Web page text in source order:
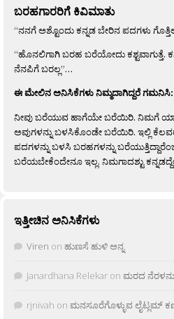
ಬರಹಗಾರರಿಗೆ ಕಿವಿಮಾತು
“ನನಗೆ ಅಶ್ಟೊಂದು ಕನ್ನಡ ಬೇರಿನ ಪದಗಳು
“ಹೊನಲಿಗಾಗಿ ಬರಹ ಬರೆಯೋದು ಕಶ್ಟವಾಗುತ್ತೆ.
ನೆನಪಿಗೆ ಬರಲ್ಲ”…
ಈ ಮೇಲಿನ ಅನಿಸಿಕೆಗಳು ನಿಮ್ಮದಾಗಿದ್ದರೆ ಗಮನಿಸಿ:
ನೀವು ಬರೆಯುವ ಹಾಗೆಯೇ ಬರೆಯಿರಿ. ನಿಮಗೆ
ಅವುಗಳನ್ನು ಬಳಸಿಕೊಂಡೇ ಬರೆಯಿರಿ. ಇಲ್ಲಿ
ಪದಗಳನ್ನು ಬಳಸಿ ಬರಹಗಳನ್ನು
ಬರೆಯಬೇಕೆಂದೇನೂ ಇಲ್ಲ. ನಿಮಗಾದಶ್ಟು
ಇತ್ತೀಚಿನ ಅನಿಸಿಕೆಗಳು
Viren on ಹುಣಸೆ ಹುಳಿ ಅನ್ನ
Janardhana Relekar on ಮರದ
rjnivah on ಮನಸೂರೆಗೊಳ್ಳುವ ಲೈಟ್ಲಮ್